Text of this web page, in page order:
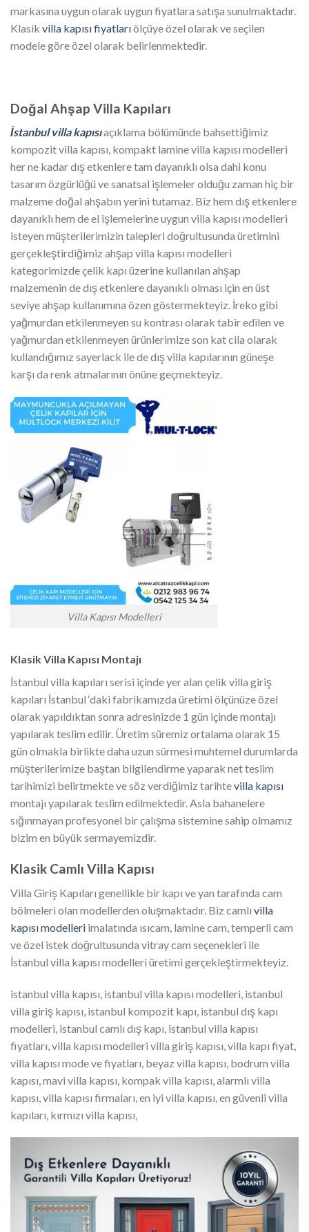
markasına uygun olarak uygun fiyatlara satışa sunulmaktadır.
Klasik villa kapısı fiyatlarıölçüye özel olarak ve seçilen
modele göre özel olarak belirlenmektedir.
Doğal Ahşap Villa Kapıları
İstanbul villa kapısıaçıklama bölümünde bahsettiğimiz
kompozit villa kapısı, kompakt lamine villa kapısı modelleri
her ne kadar dış etkenlere tam dayanıklı olsa dahi konu
tasarım özgürlüğü ve sanatsal işlemeler olduğu zaman hiç bir
malzeme doğal ahşabın yerini tutamaz. Biz hem dış etkenlere
dayanıklı hem de el işlemelerine uygun villa kapısı modelleri
isteyen müşterilerimizin talepleri doğrultusunda üretimini
gerçekleştirdiğimiz ahşap villa kapısı modelleri
kategorimizde çelik kapı üzerine kullanılan ahşap
malzemenin de dış etkenlere dayanıklı olması için en üst
seviye ahşap kullanımına özen göstermekteyiz. İreko gibi
yağmurdan etkilenmeyen su kontrası olarak tabir edilen ve
yağmurdan etkilenmeyen ürünlerimize son kat cila olarak
kullandığımız sayerlack ile de dış villa kapılarının güneşe
karşı da renk atmalarının önüne geçmekteyiz.
Villa Kapısı Modelleri
Klasik Villa Kapısı Montajı
İstanbul villa kapıları serisi içinde yer alan çelik villa giriş
kapıları İstanbul ‘daki fabrikamızda üretimi ölçünüze özel
olarak yapıldıktan sonra adresinizde 1 gün içinde montajı
yapılarak teslim edilir. Üretim süremiz ortalama olarak 15
gün olmakla birlikte daha uzun sürmesi muhtemel durumlarda
müşterilerimize baştan bilgilendirme yaparak net teslim
tarihimizi belirtmekte ve söz verdiğimiz tarihtevilla kapısı
montajı yapılarak teslim edilmektedir. Asla bahanelere
sığınmayan profesyonel bir çalışma sistemine sahip olmamız
bizim en büyük sermayemizdir.
Klasik Camlı Villa Kapısı
Villa Giriş Kapıları genellikle bir kapı ve yan tarafında cam
bölmeleri olan modellerden oluşmaktadır. Biz camlı villa
kapısı modelleri imalatında ısıcam, lamine cam, temperli cam
ve özel istek doğrultusunda vitray cam seçenekleri ile
İstanbul villa kapısı modelleri üretimi gerçekleştirmekteyiz.
istanbul villa kapısı, istanbul villa kapısı modelleri, istanbul
villa giriş kapısı, istanbul kompozit kapı, istanbul dış kapı
modelleri, istanbul camlı dış kapı, istanbul villa kapısı
fiyatları, villa kapısı modelleri villa giriş kapısı, villa kapı fiyat,
villa kapısı mode ve fiyatları, beyaz villa kapısı, bodrum villa
kapısı, mavi villa kapısı, kompak villa kapısı, alarmlı villa
kapısı, villa kapısı firmaları, en iyi villa kapısı, en güvenli villa
kapıları, kırmızı villa kapısı,